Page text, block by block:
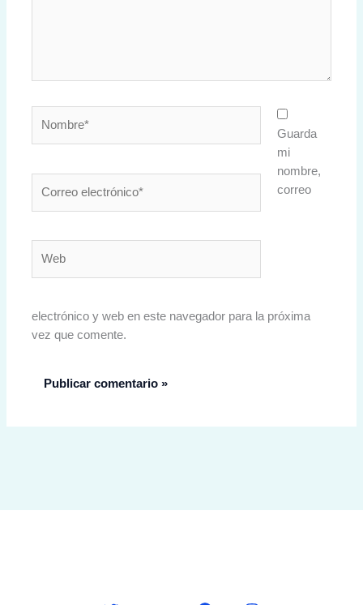
electrónico*
Guarda
mi
nombre,
correo
electrónico y web en este navegador para la próxima
vez que comente.